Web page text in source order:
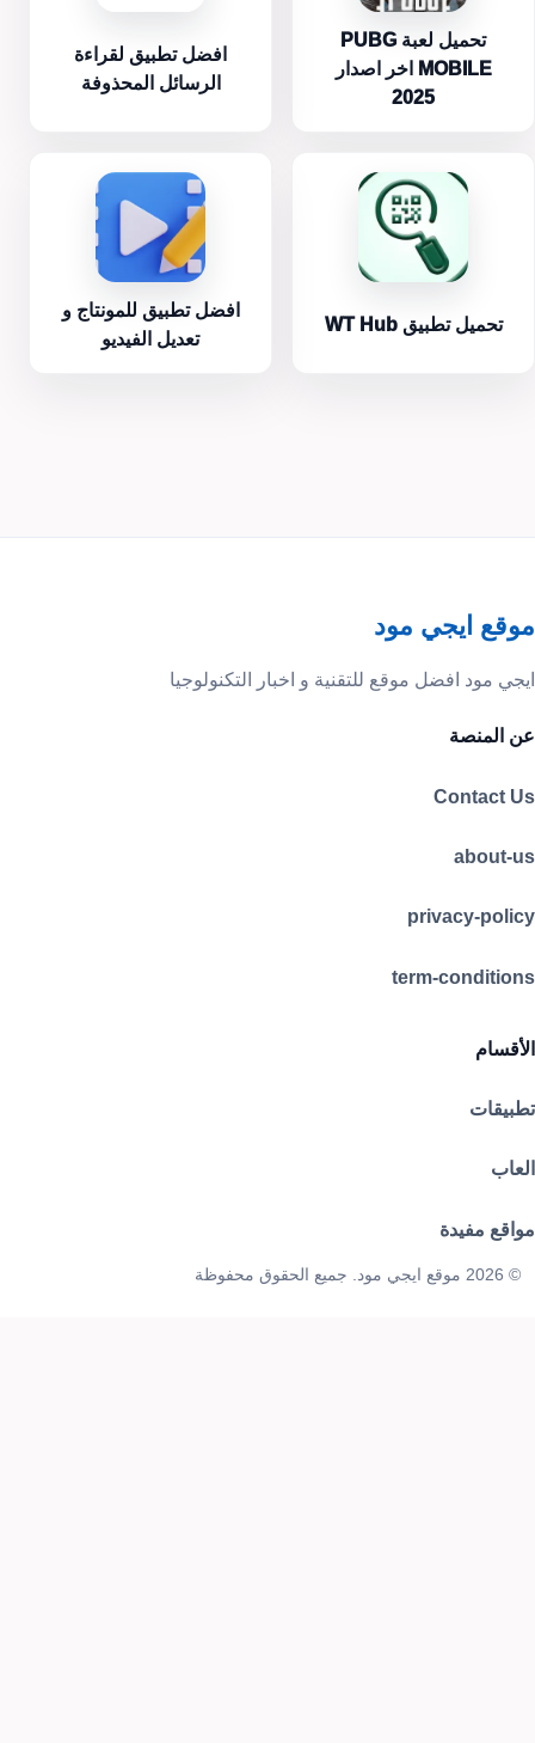
تحميل لعبة PUBG
MOBILE اخر اصدار
2025
افضل تطبيق لقراءة
الرسائل المحذوفة
تحميل تطبيق WT Hub
افضل تطبيق للمونتاج و
تعديل الفيديو
موقع ايجي مود
ايجي مود افضل موقع للتقنية و اخبار التكنولوجيا
عن المنصة
Contact Us
about-us
privacy-policy
term-conditions
الأقسام
تطبيقات
العاب
مواقع مفيدة
© 2026 موقع ايجي مود. جميع الحقوق محفوظة